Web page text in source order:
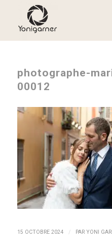
photographe-
00012
15 OCTOBRE 2024 / PAR YONI